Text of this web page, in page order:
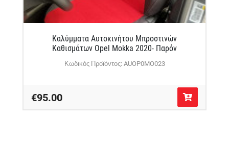
Καλύμματα Αυτοκινήτου Μπροστινών
Καθισμάτων Opel Mokka 2020- Παρόν
Κωδικός Προϊόντος: AUOP0MO023
€95.00